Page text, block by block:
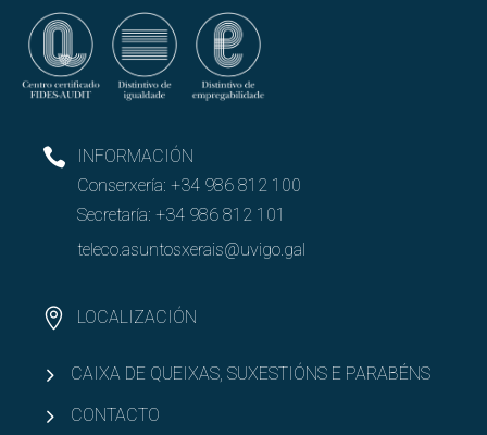
INFORMACIÓN
Conserxería: +34 986 812 100
Secretaría: +34 986 812 101
teleco.asuntosxerais@uvigo.gal
LOCALIZACIÓN
CAIXA DE QUEIXAS, SUXESTIÓNS E PARABÉNS
CONTACTO